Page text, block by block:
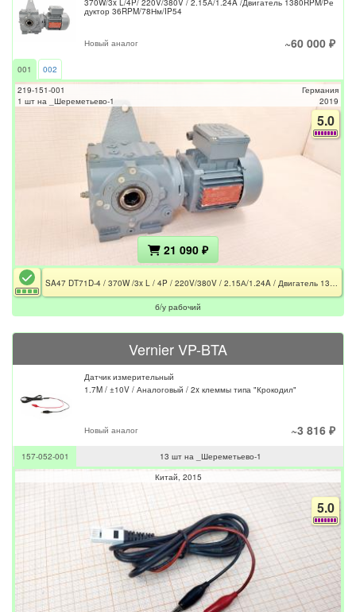
370W/3x L/4P/ 220V/380V / 2.15А/1.24A /Двигатель 1380RPM/Ре
дуктор 36RPM/78Нм/IP54
Новый аналог ~60 000 ₽
001
002
219-151-001
1 шт на _Шереметьево-1
Германия
2019
5.0
21 090 ₽
б/у рабочий
Vernier VP-BTA
Датчик измерительный
1.7M / ±10V / Аналоговый / 2x клеммы типа "Крокодил"
Новый аналог ~3 816 ₽
157-052-001
13 шт на _Шереметьево-1
Китай 2015
5.0